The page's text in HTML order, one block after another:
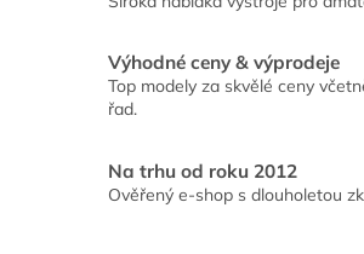
í
r
v
k
ý
p
í
Výhodné ceny & výprodeje
Top modely za skvělé ceny
řad.
Na trhu od roku 2012
Ověřený e-shop s dlouholetou